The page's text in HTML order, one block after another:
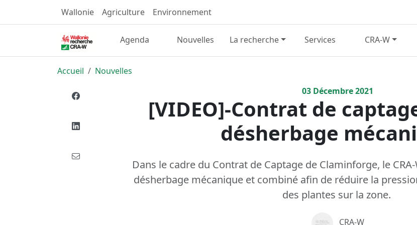
Wallonie Agriculture Environnement
Agenda Nouvelles La recherche Services CRA-W
Accueil
Nouvelles
03 Décembre2021
[VIDEO]-Contrat de
désherbage
Dans le cadre du Contrat de Captage de Claminforge, le
désherbage mécanique et combiné afin de réduire la
des plantes sur la zone.
CRA-W